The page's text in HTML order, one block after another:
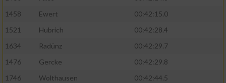
1458
Ewert
00:42:15.0
1521
Hubrich
00:42:28.4
1634
Radünz
00:42:29.7
1476
Gercke
00:42:29.8
1746
Wolthausen
00:42:44.5